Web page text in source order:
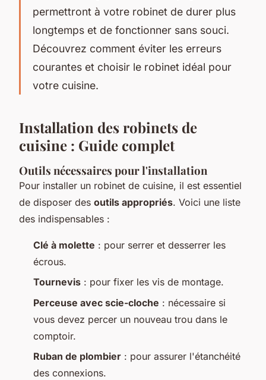
permettront à votre robinet de durer plus
longtemps et de fonctionner sans souci.
Découvrez comment éviter les erreurs
courantes et choisir le robinet idéal pour
votre cuisine.
Installation des robinets de
cuisine : Guide complet
Outils nécessaires pour l'installation
Pour installer un robinet de cuisine, il est essentiel
de disposer des outils appropriés. Voici une liste
des indispensables :
Clé à molette : pour serrer et desserrer les
écrous.
Tournevis : pour fixer les vis de montage.
Perceuse avec scie-cloche : nécessaire si
vous devez percer un nouveau trou dans le
comptoir.
Ruban de plombier : pour assurer l'étanchéité
des connexions.